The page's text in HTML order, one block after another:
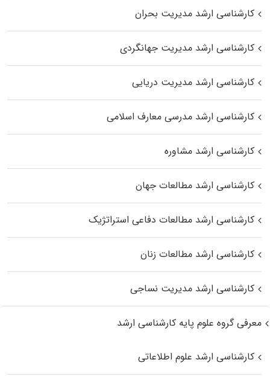
کارشناسی ارشد مدیریت بحران
کارشناسی ارشد مدیریت جهانگردی
کارشناسی ارشد مدیریت دریایی
کارشناسی ارشد مدرسی معارف اسلامی
کارشناسی ارشد مشاوره
کارشناسی ارشد مطالعات جهان
کارشناسی ارشد مطالعات دفاعی استراتژیک
کارشناسی ارشد مطالعات زنان
کارشناسی ارشد مدیریت نساجی
معرفی گروه علوم پایه کارشناسی ارشد
کارشناسی ارشد علوم اطلاعاتی